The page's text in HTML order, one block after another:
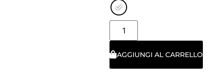
AGGIUNGI AL CARRELLO